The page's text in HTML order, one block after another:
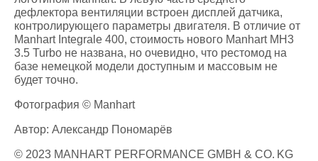
дефлектора вентиляции встроен дисплей датчика,
контролирующего параметры двигателя. В отличие от
Manhart Integrale 400, стоимость нового Manhart MH3
3.5 Turbo не названа, но очевидно, что рестомод на
базе немецкой модели доступным и массовым не
будет точно.
Фотография © Manhart
Автор: Александр Пономарёв
© 2023 MANHART PERFORMANCE GMBH & CO. KG